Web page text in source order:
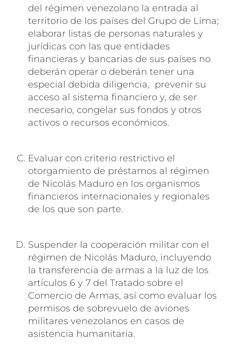
del régimen venezolano la entrada al
territorio de los países del Grupo de Lima;
elaborar listas de personas naturales y
jurídicas con las que entidades
financieras y bancarias de sus países no
deberán operar o deberán tener una
especial debida diligencia, prevenir su
acceso al sistema financiero y, de ser
necesario, congelar sus fondos y otros
activos o recursos económicos.
Evaluar con criterio restrictivo el
otorgamiento de préstamos al régimen
de Nicolás Maduro en los organismos
financieros internacionales y regionales
de los que son parte.
Suspender la cooperación militar con el
régimen de Nicolás Maduro, incluyendo
la transferencia de armas a la luz de los
artículos 6 y 7 del Tratado sobre el
Comercio de Armas, así como evaluar los
permisos de sobrevuelo de aviones
militares venezolanos en casos de
asistencia humanitaria.